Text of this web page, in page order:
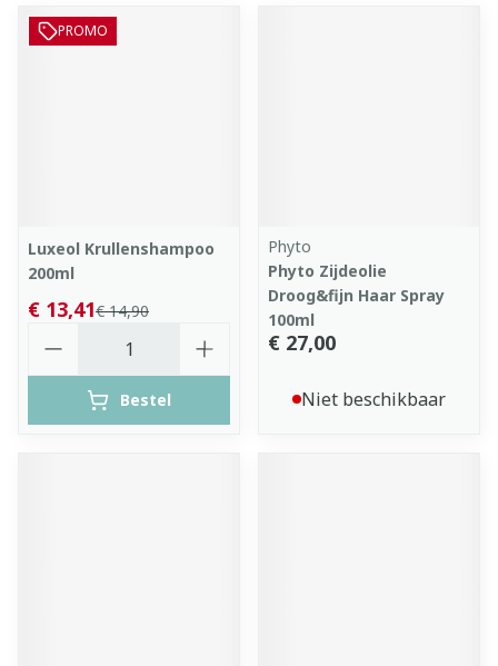
PROMO
Luxeol Krullenshampoo
200ml
€ 14,90
€ 13,41
Bestel
Phyto
Phyto Zijdeolie
Droog&fijn Haar Spray
100ml
€ 27,00
Niet beschikbaar